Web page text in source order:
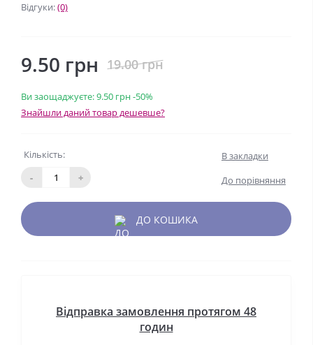
Відгуки:(0)
9.50 грн 19.00 грн
Ви заощаджуєте:9.50 грн-50%
Знайшли даний товар дешевше?
Кількість:
-
+
В закладки
До порівняння
ДО КОШИКА
Відправка замовлення протягом 48
годин